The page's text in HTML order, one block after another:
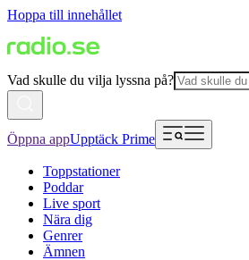
Hoppa till innehållet
Vad skulle du vilja lyssna på?
Öppna appUpptäck Prime
Toppstationer
Poddar
Live sport
Nära dig
Genrer
Ämnen